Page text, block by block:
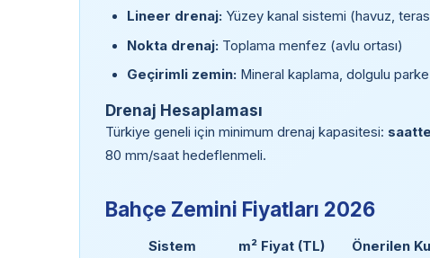
Lineer drenaj: Yüzey kanal sistemi (havuz, teras
Nokta drenaj: Toplama menfez (avlu ortası)
Geçirimli zemin: Mineral kaplama, dolgulu
Drenaj Hesaplaması
Türkiye geneli için minimum drenaj kapasitesi:
80 mm/saat hedeflenmeli.
Bahçe Zemini Fiyatları 2026
Sistem m² Fiyat (TL)
Önerilen